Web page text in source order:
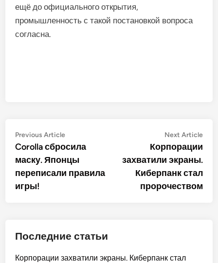
ещё до официального открытия,
промышленность с такой постановкой вопроса
согласна.
Post
navigation
Previous ArticlePrevious
article:
Corolla сбросила
маску. Японцы
переписали правила
игры!
Next Article
Корпорации
захватили экраны.
Киберпанк стал
пророчеством
Последние статьи
Корпорации захватили экраны. Киберпанк стал